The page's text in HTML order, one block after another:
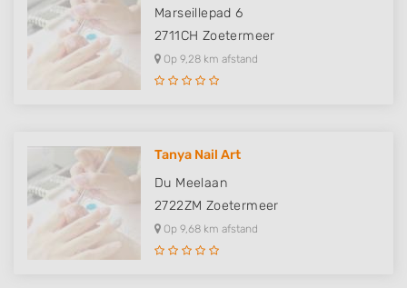
Marseillepad 6
2711CH Zoetermeer
Op 9,28 km afstand
Tanya Nail Art
Du Meelaan
2722ZM Zoetermeer
Op 9,68 km afstand